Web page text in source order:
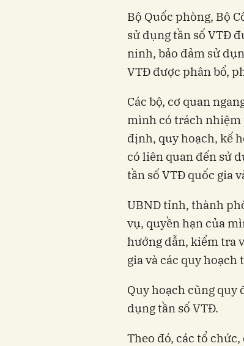
Bộ Quốc phòng, Bộ
sử dụng tần số VTĐ
ninh, bảo đảm sử
VTĐ được phân bổ,
Các bộ, cơ quan
mình có trách nhiệm
định, quy hoạch, kế
có liên quan đến sử
tần số VTĐ quốc gia
UBND tỉnh, thành
vụ, quyền hạn của
hướng dẫn, kiểm tra
gia và các quy
Quy hoạch cũng quy
dụng tần số VTĐ.
Theo đó, các tổ